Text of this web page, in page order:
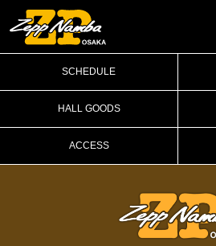
SCHEDULE
HALL GOODS
ACCESS